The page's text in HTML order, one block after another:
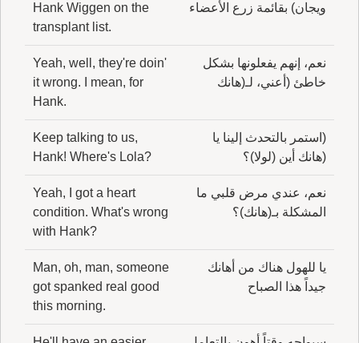
ويجان) بقائمة زرع الأعضاء
Hank Wiggen on the
transplant list.
نعم، إنهم يفعلونها بشكل
خاطئ (أعني، لـ(هانك
Yeah, well, they're doin'
it wrong. I mean, for
Hank.
(استمر بالتحدث إلينا يا
(هانك أين (لولا)؟
Keep talking to us,
Hank! Where's Lola?
نعم، عندي مرض قلبي ما
المشكلة بـ(هانك)؟
Yeah, I got a heart
condition. What's wrong
with Hank?
يا للهول هناك من أهانك
جيداً هذا الصباح
Man, oh, man, someone
got spanked real good
this morning.